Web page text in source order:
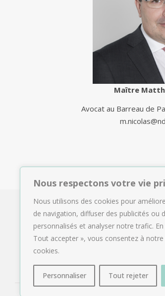
Nous respectons votre vie
Nous utilisons des cookies pour
de navigation, diffuser des publicités ou
personnalisés et analyser notre trafic.
Tout accepter », vous consentez à
cookies.
Personnaliser Tout rejeter
Maître
Avocat au Barreau de